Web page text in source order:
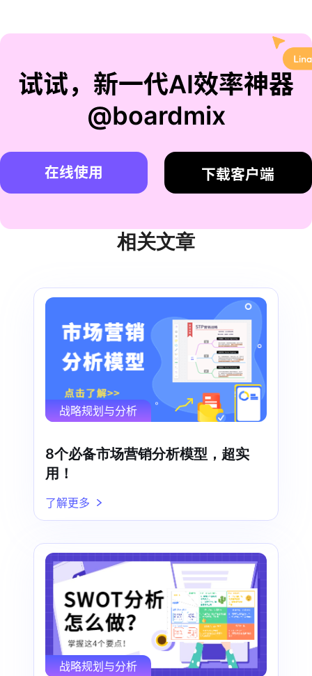
试试，新一代AI效率神器
@boardmix
在线使用 下载客户端
相关文章
战略规划与分析
8个必备市场营销分析模型，超实
用！
了解更多
战略规划与分析